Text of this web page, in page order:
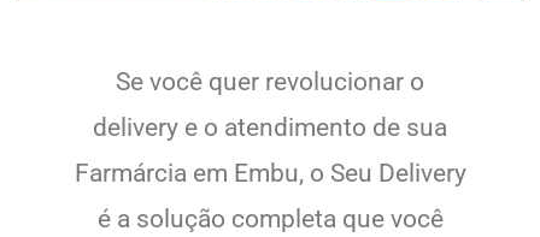
Se você quer revolucionar o
delivery e o atendimento de sua
Farmárcia em Embu, o Seu Delivery
é a solução completa que você